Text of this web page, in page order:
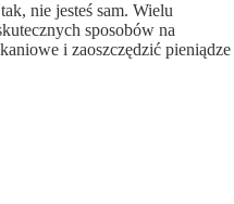
nie jesteś sam. Wielu
sposobów na
i zaoszczędzić pieniądze